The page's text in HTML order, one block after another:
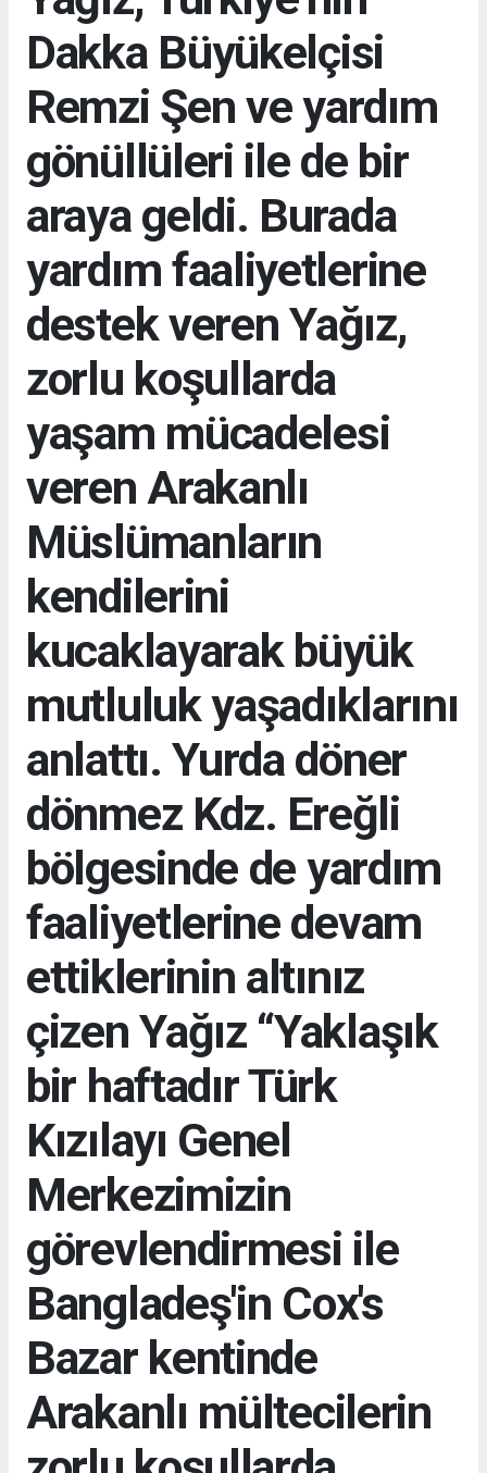
Dakka Büyükelçisi
Remzi Şen ve yardım
gönüllüleri ile de bir
araya geldi. Burada
yardım faaliyetlerine
destek veren Yağız,
zorlu koşullarda
yaşam mücadelesi
veren Arakanlı
Müslümanların
kendilerini
kucaklayarak büyük
mutluluk yaşadıklarını
anlattı. Yurda döner
dönmez Kdz. Ereğli
bölgesinde de yardım
faaliyetlerine devam
ettiklerinin altınız
çizen Yağız “Yaklaşık
bir haftadır Türk
Kızılayı Genel
Merkezimizin
görevlendirmesi ile
Bangladeş'in Cox's
Bazar kentinde
Arakanlı mültecilerin